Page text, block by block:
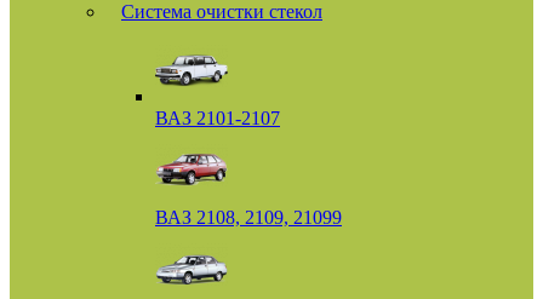
Система очистки стекол
ВАЗ 2101-2107
ВАЗ 2108, 2109, 21099